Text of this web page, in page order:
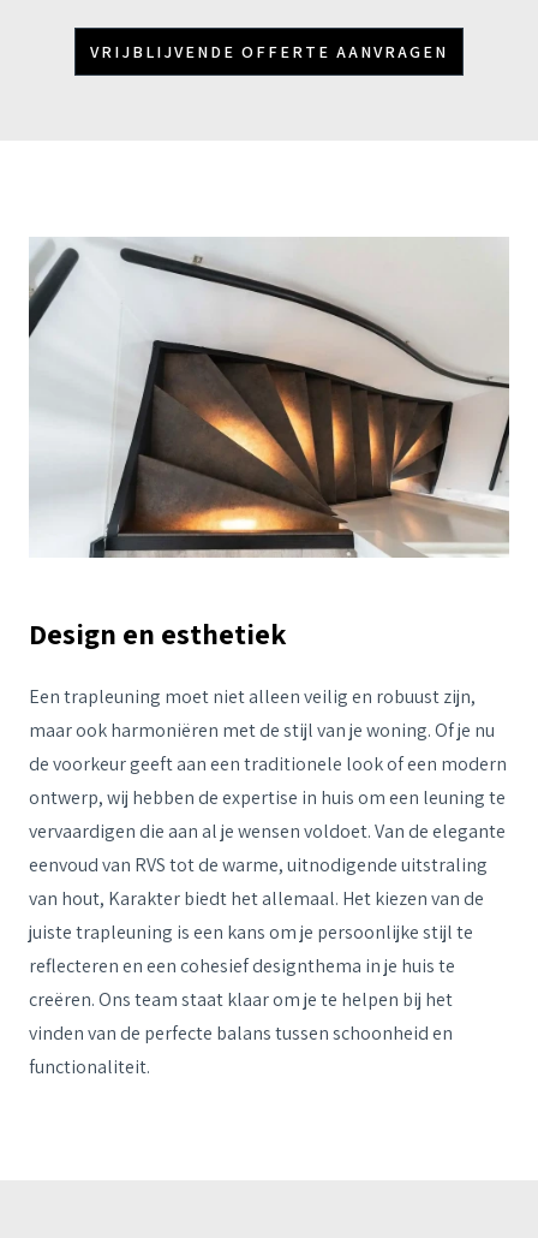
VRIJBLIJVENDE OFFERTE AANVRAGEN
Design en esthetiek
Een trapleuning moet niet alleen veilig en robuust zijn,
maar ook harmoniëren met de stijl van je woning. Of je nu
de voorkeur geeft aan een traditionele look of een modern
ontwerp, wij hebben de expertise in huis om een leuning te
vervaardigen die aan al je wensen voldoet. Van de elegante
eenvoud van RVS tot de warme, uitnodigende uitstraling
van hout, Karakter biedt het allemaal. Het kiezen van de
juiste trapleuning is een kans om je persoonlijke stijl te
reflecteren en een cohesief designthema in je huis te
creëren. Ons team staat klaar om je te helpen bij het
vinden van de perfecte balans tussen schoonheid en
functionaliteit.